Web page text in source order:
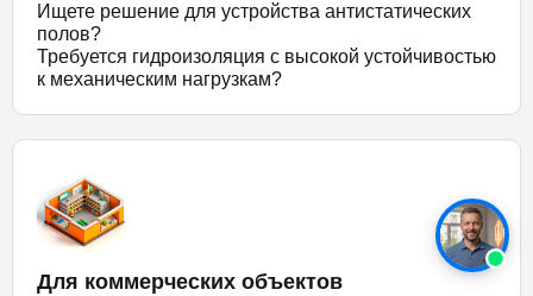
Ищете решение для устройства антистатических
полов?
Требуется гидроизоляция с высокой устойчивостью
к механическим нагрузкам?
Для коммерческих объектов